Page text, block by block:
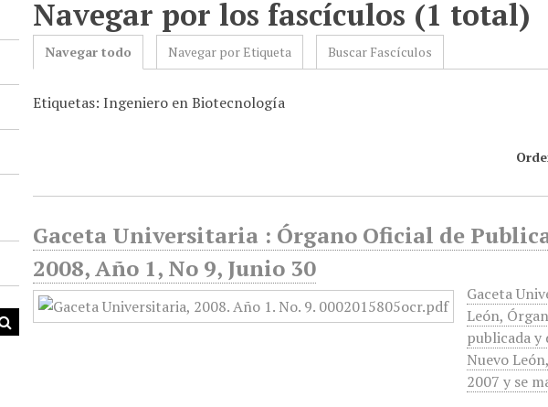
Navegar por los fascículos (1 total)
Navegar todo Navegar por Etiqueta Buscar Fascículos
Etiquetas: Ingeniero en Biotecnología
Gaceta Universitaria : Órgano Oficial de
2008, Año 1, No 9, Junio 30
Gaceta
León,
publicada y
Nuevo
2007 y se